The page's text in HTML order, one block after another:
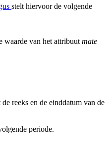
stelt hiervoor de volgende
waarde van het attribuut mate
reeks en de einddatum van de
periode.